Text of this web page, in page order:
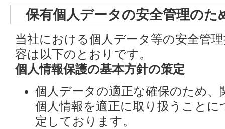
保有個人データの安全管理のた
当社における個人データ等の安全管
容は以下のとおりです。
個人情報保護の基本方針の策定
個人データの適正な確保のため、
個人情報を適正に取り扱うことに
定しております。